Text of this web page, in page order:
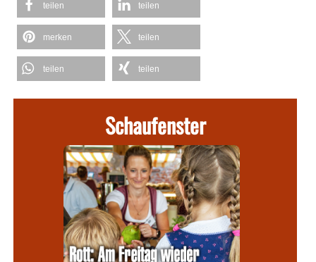
teilen teilen
merken teilen
teilen teilen
Schaufenster